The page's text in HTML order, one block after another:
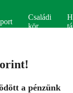
Családi
kör
a pénzünk